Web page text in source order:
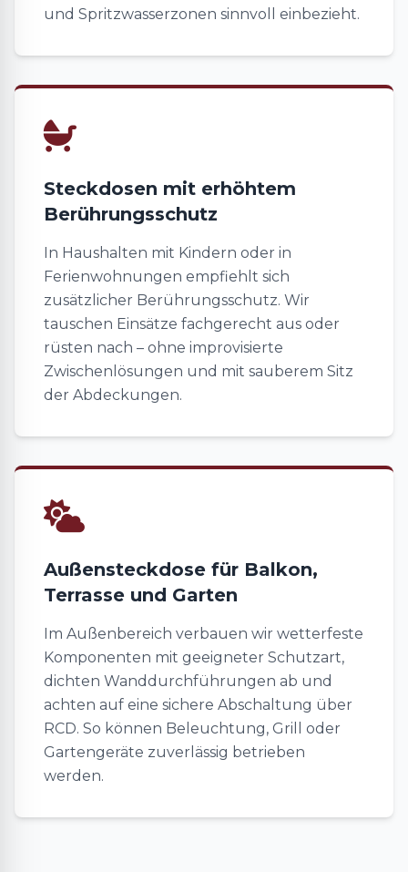
und Spritzwasserzonen sinnvoll einbezieht.
Steckdosen mit erhöhtem
Berührungsschutz
In Haushalten mit Kindern oder in
Ferienwohnungen empfiehlt sich
zusätzlicher Berührungsschutz. Wir
tauschen Einsätze fachgerecht aus oder
rüsten nach – ohne improvisierte
Zwischenlösungen und mit sauberem Sitz
der Abdeckungen.
Außensteckdose für Balkon,
Terrasse und Garten
Im Außenbereich verbauen wir wetterfeste
Komponenten mit geeigneter Schutzart,
dichten Wanddurchführungen ab und
achten auf eine sichere Abschaltung über
RCD. So können Beleuchtung, Grill oder
Gartengeräte zuverlässig betrieben
werden.